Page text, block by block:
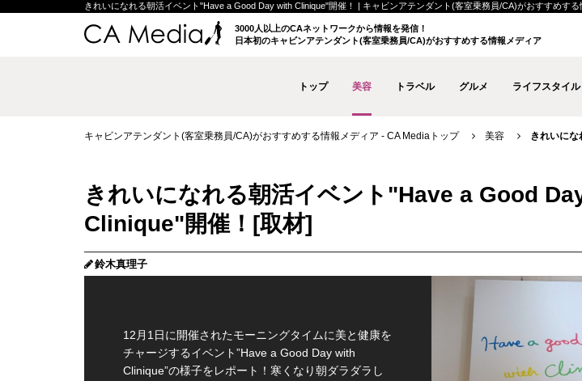
きれいになれる朝活イベント"Have a Good Day with Clinique"開催！ | キャビンアテンダント(客室乗務員/CA)がおすすめす
3000人以上のCAネットワークから情報を発信！
日本初のキャビンアテンダント(客室乗務員/CA)がおすすめする情報メディア
トップ 美容 トラベル グルメ ライフスタイル
キャビンアテンダント(客室乗務員/CA)がおすすめする情報メディア - CA Mediaトップ 美容 きれいに
きれいになれる朝活イベント"Have a Good
Clinique"開催！
鈴木真理子
12月1日に開催されたモーニングタイムに美と健康を
チャージするイベント”Have a Good Day with
Clinique”の様子をレポート！寒くなり朝ダラダラし